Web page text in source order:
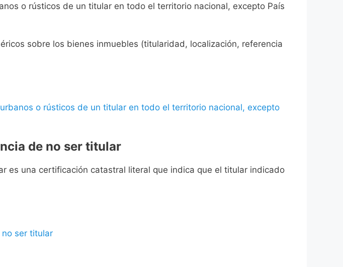
o rústicos de un titular en todo el territorio nacional, excepto País
sobre los bienes inmuebles (titularidad, localización, referencia
o rústicos de un titular en todo el territorio nacional, excepto
de no ser titular
es una certificación catastral literal que indica que el titular indicado
ser titular